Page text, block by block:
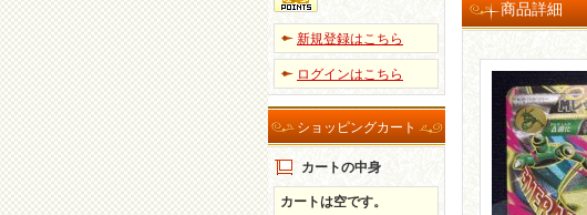
新規登録はこちら
ログインはこちら
ショッピングカート
カートの中身
カートは空です。
商品詳細